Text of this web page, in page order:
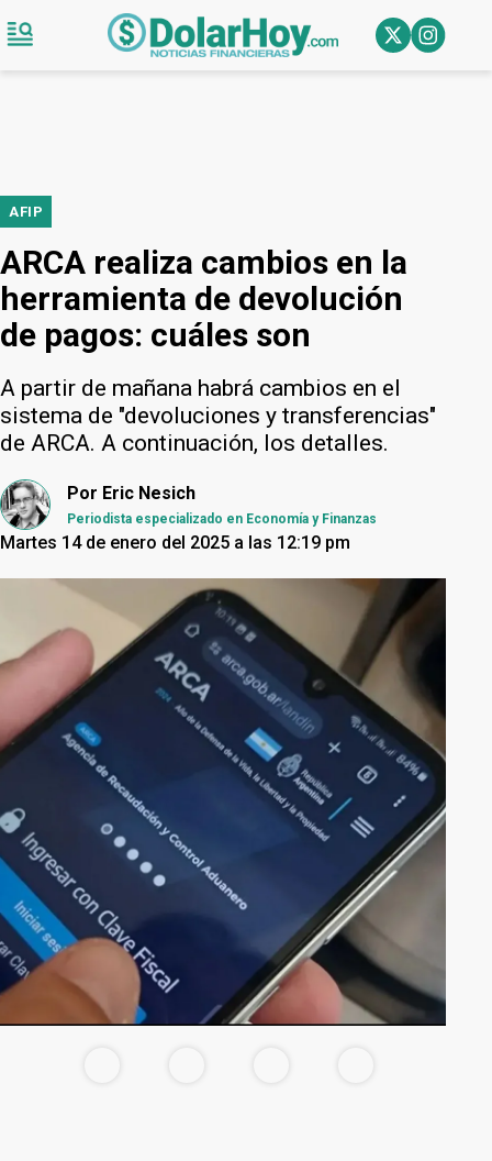
AFIP
ARCA realiza cambios en la
herramienta de devolución
de pagos: cuáles son
A partir de mañana habrá cambios en el
sistema de "devoluciones y transferencias"
de ARCA. A continuación, los detalles.
Por Eric Nesich
Periodista especializado en Economía y Finanzas
Martes 14 de enero del 2025 a las 12:19 pm